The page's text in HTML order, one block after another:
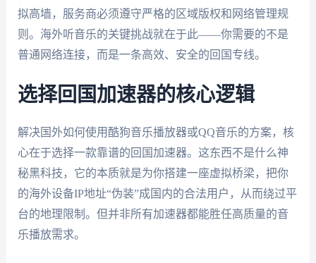
拟高墙，服务商必须遵守严格的区域版权和网络管理规
则。海外听音乐的关键挑战就在于此——你需要的不是
普通网络连接，而是一条高效、安全的回国专线。
选择回国加速器的核心逻辑
解决国外如何使用酷狗音乐播放器或QQ音乐的方案，核
心在于选择一款靠谱的回国加速器。这东西不是什么神
秘黑科技，它的本质就是为你搭建一座虚拟桥梁，把你
的海外设备IP地址“伪装”成国内的合法用户，从而绕过平
台的地理限制。但并非所有加速器都能胜任高质量的音
乐播放需求。